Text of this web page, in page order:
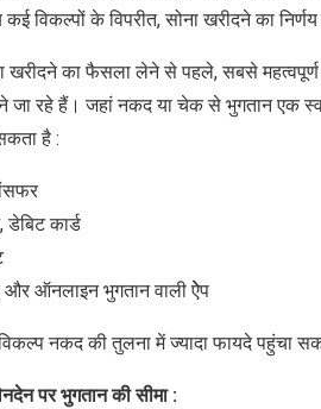
विकल्पों के विपरीत, सोना खरीदने का
खरीदने का फैसला लेने से पहले, सबसे
जा रहे हैं। जहां नकद या चेक से भुगतान एक
है :
कार्ड
और ऑनलाइन भुगतान वाली ऐेप
नकद की तुलना में ज्‍यादा फायदे पहुंचा
पर भुगतान की सीमा :